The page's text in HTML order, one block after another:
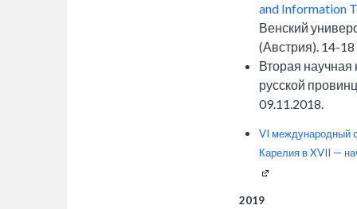
and Information
Венский
(Австрия). 14-18
Вторая
русской
09.11.2018.
VI международный
Карелия в XVII —
2019